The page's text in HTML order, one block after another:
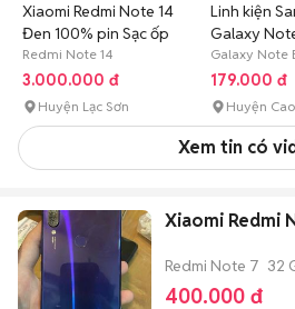
Xiaomi Redmi Note 14
Đen 100% pin Sạc ốp
Redmi Note 14
3.000.000 đ
Huyện Lạc Sơn
Linh kiện
Galaxy
sửa chữa
Galaxy Note
179.000 đ
Huyện
Xem tin có
Xiaomi Redmi
Redmi Note 7 32
400.000 đ